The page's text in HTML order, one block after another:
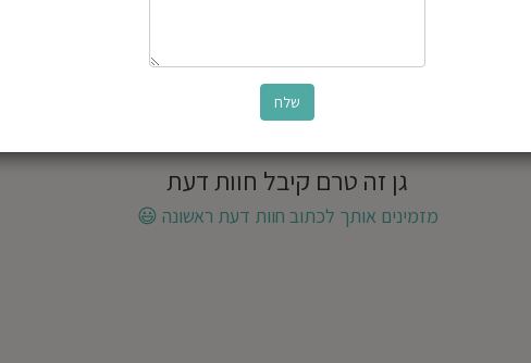
גן זה טרם קיבל חוות דעת
מזמינים אותך לכתוב חוות דעת ראשונה 😃